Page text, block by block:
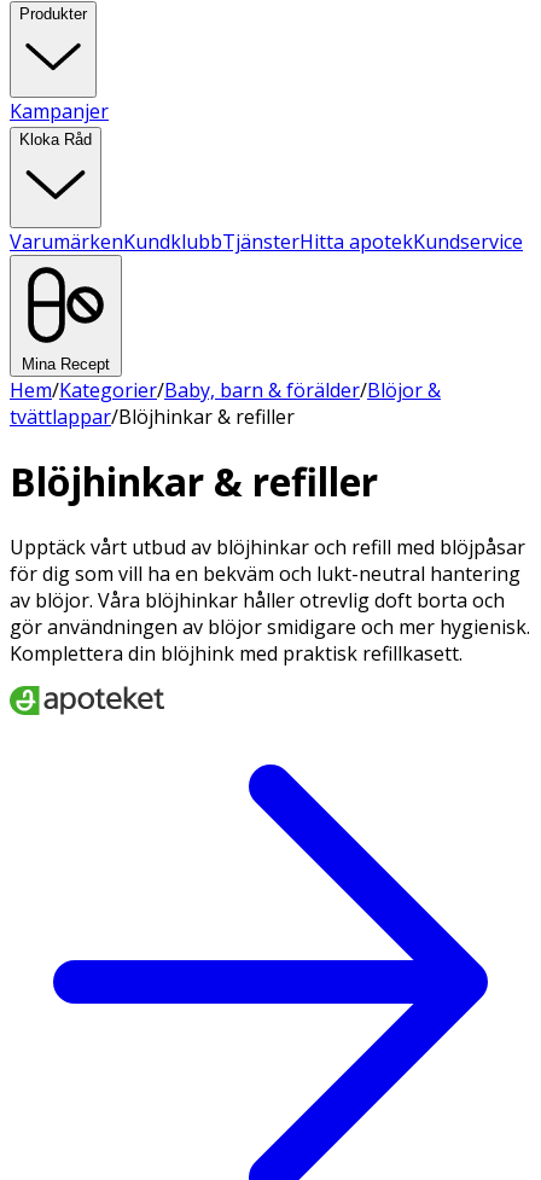
Produkter
Kampanjer
Kloka Råd
VarumärkenKundklubbTjänsterHitta apotekKundservice
Mina Recept
Hem/Kategorier/Baby, barn & förälder/Blöjor &
tvättlappar/Blöjhinkar & refiller
Blöjhinkar & refiller
Upptäck vårt utbud av blöjhinkar och refill med blöjpåsar
för dig som vill ha en bekväm och lukt-neutral hantering
av blöjor. Våra blöjhinkar håller otrevlig doft borta och
gör användningen av blöjor smidigare och mer hygienisk.
Komplettera din blöjhink med praktisk refillkasett.